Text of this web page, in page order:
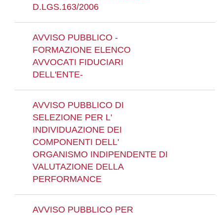
D.LGS.163/2006
AVVISO PUBBLICO -
FORMAZIONE ELENCO
AVVOCATI FIDUCIARI
DELL'ENTE-
AVVISO PUBBLICO DI
SELEZIONE PER L'
INDIVIDUAZIONE DEI
COMPONENTI DELL'
ORGANISMO INDIPENDENTE DI
VALUTAZIONE DELLA
PERFORMANCE
AVVISO PUBBLICO PER